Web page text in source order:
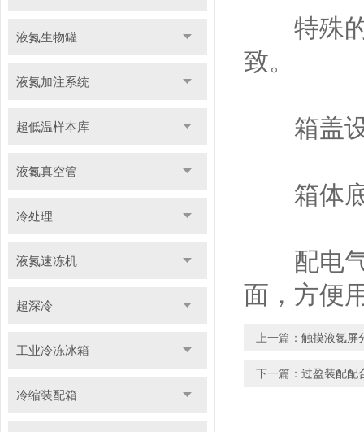
液氮生物罐
液氮加注系统
超低温样本库
液氮真空管
冷处理
液氮速冻机
超深冷
工业冷冻冰箱
冷缩装配箱
特殊的
致。
箱盖设
箱体底
配电气
面，方便
上一篇： 触摸液氮屏
下一篇： 过盈装配配